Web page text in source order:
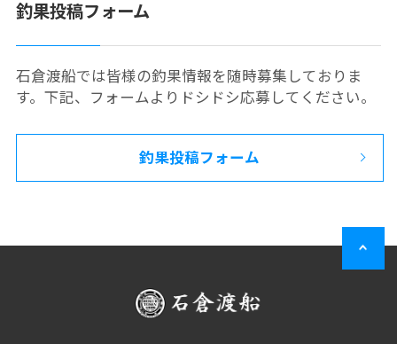
釣果投稿フォーム
石倉渡船では皆様の釣果情報を随時募集しておりま
す。下記、フォームよりドシドシ応募してください。
釣果投稿フォーム